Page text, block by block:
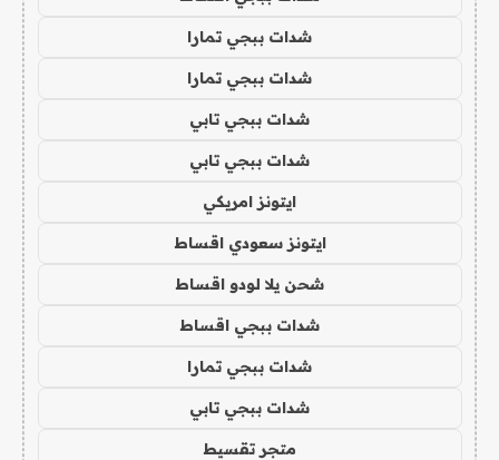
شدات ببجي تمارا
شدات ببجي تمارا
شدات ببجي تابي
شدات ببجي تابي
ايتونز امريكي
ايتونز سعودي اقساط
شحن يلا لودو اقساط
شدات ببجي اقساط
شدات ببجي تمارا
شدات ببجي تابي
متجر تقسيط